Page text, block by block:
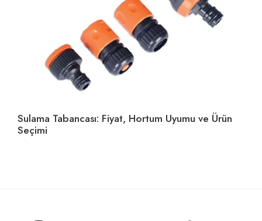
Sulama Tabancası: Fiyat, Hortum Uyumu ve Ürün
Seçimi